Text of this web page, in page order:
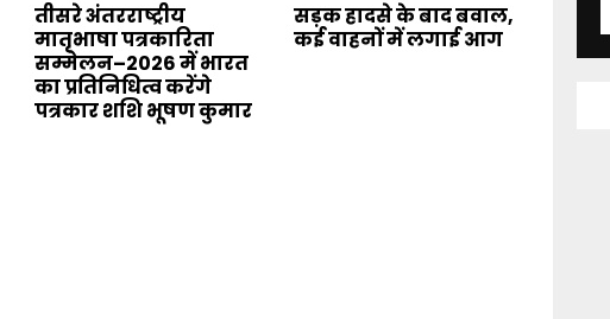
तीसरे अंतरराष्ट्रीय
मातृभाषा पत्रकारिता
सम्मेलन–2026 में भारत
का प्रतिनिधित्व करेंगे
पत्रकार शशि भूषण कुमार
सड़क हादसे के बाद बवाल,
कई वाहनों में लगाई आग